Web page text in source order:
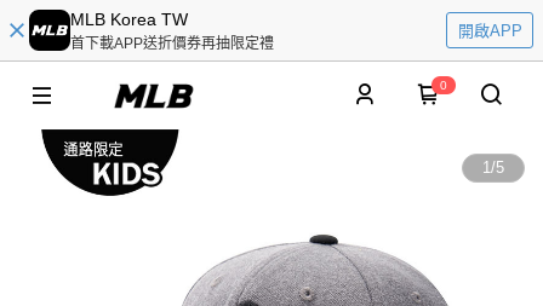
MLB Korea TW
首下載APP送折價券再抽限定禮
開啟APP
0
1/5